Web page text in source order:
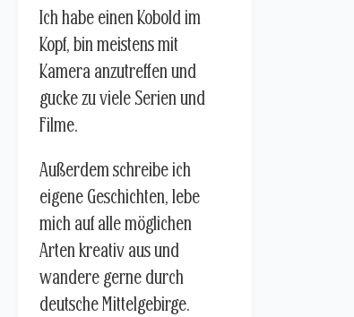
Ich habe einen Kobold im
Kopf, bin meistens mit
Kamera anzutreffen und
gucke zu viele Serien und
Filme.
Außerdem schreibe ich
eigene Geschichten, lebe
mich auf alle möglichen
Arten kreativ aus und
wandere gerne durch
deutsche Mittelgebirge.